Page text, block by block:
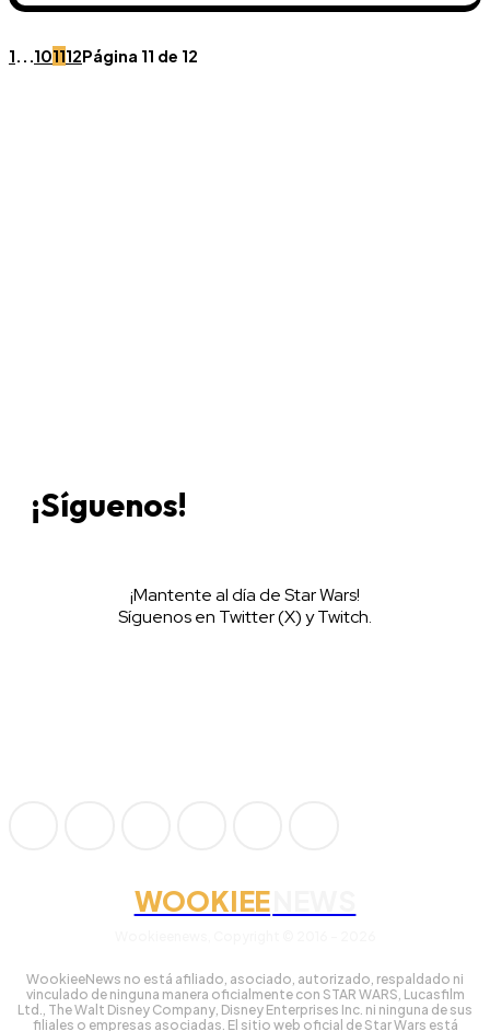
1...101112Página 11 de 12
¡Síguenos!
¡Mantente al día de Star Wars!
Síguenos en Twitter (X) y Twitch.
WOOKIEE
WookieeNews no está afiliado, asociado, autorizado, respaldado ni
vinculado de ninguna manera oficialmente con STAR WARS, Lucasfilm
Ltd., The Walt Disney Company, Disney Enterprises Inc. ni ninguna de sus
filiales o empresas asociadas. El sitio web oficial de Star Wars está